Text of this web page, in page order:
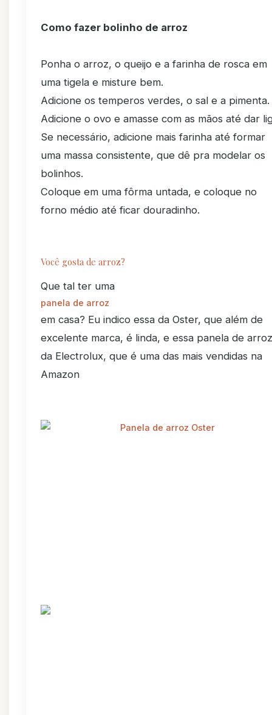
Como fazer bolinho de arroz
Ponha o arroz, o queijo e a farinha de rosca em
uma tigela e misture bem.
Adicione os temperos verdes, o sal e a pimenta.
Adicione o ovo e amasse com as mãos até dar
Se necessário, adicione mais farinha até formar
uma massa consistente, que dê pra modelar os
bolinhos.
Coloque em uma fôrma untada, e coloque no
forno médio até ficar douradinho.
Você gosta de arroz?
Que tal ter uma
panela de arroz
em casa? Eu indico essa da Oster, que além de
excelente marca, é linda, e essa panela de arroz
da Electrolux, que é uma das mais vendidas na
Amazon